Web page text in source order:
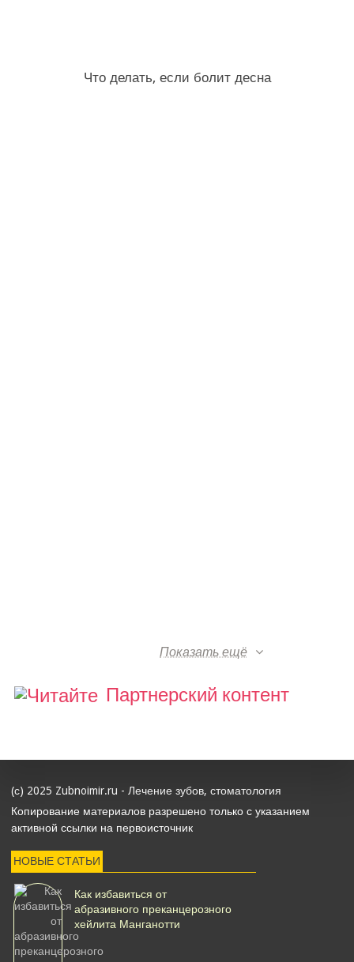
Что делать, если болит десна
Показать ещё
Партнерский контент
(с) 2025 Zubnoimir.ru - Лечение зубов, стоматология
Копирование материалов разрешено только с указанием
активной ссылки на первоисточник
НОВЫЕ СТАТЬИ
Как избавиться от
абразивного преканцерозного
хейлита Манганотти